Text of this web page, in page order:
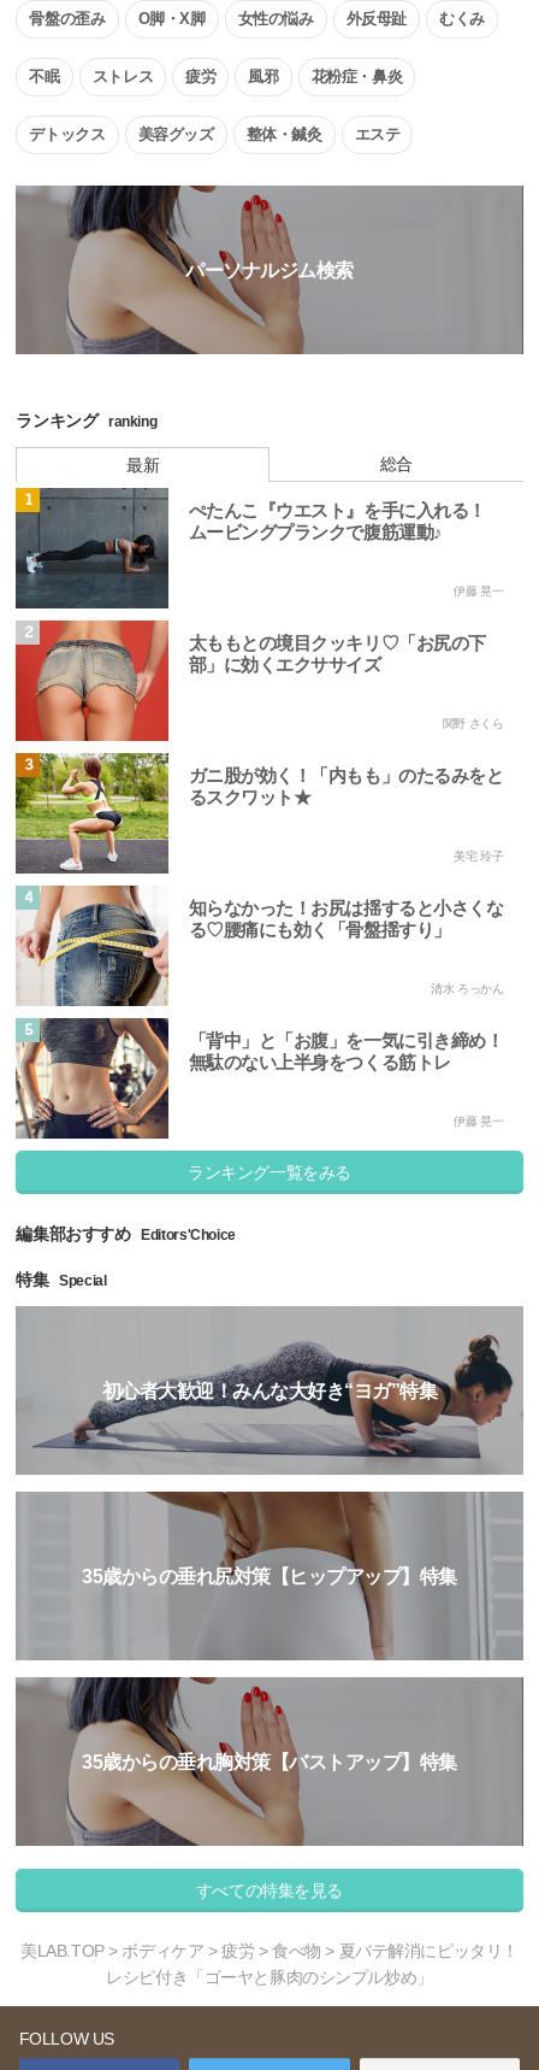
骨盤の歪み O脚・X脚 女性の悩み 外反母趾 むくみ
不眠 ストレス 疲労 風邪 花粉症・鼻炎
デトックス 美容グッズ 整体・鍼灸 エステ
パーソナルジム検索
ランキング ranking
最新 総合
1
ぺたんこ『ウエスト』を手に入れる！
ムービングプランクで腹筋運動♪
伊藤 晃一
2
太ももとの境目クッキリ♡「お尻の下
部」に効くエクササイズ
関野 さくら
3
ガニ股が効く！「内もも」のたるみをと
るスクワット★
美宅 玲子
4
知らなかった！お尻は揺すると小さくな
る♡腰痛にも効く「骨盤揺すり」
清水 ろっかん
5
「背中」と「お腹」を一気に引き締め！
無駄のない上半身をつくる筋トレ
伊藤 晃一
ランキング一覧をみる
編集部おすすめ Editors'Choice
特集 Special
初心者大歓迎！みんな大好き“ヨガ”特集
35歳からの垂れ尻対策【ヒップアップ】特集
35歳からの垂れ胸対策【バストアップ】特集
すべての特集を見る
美LAB.TOP> ボディケア >疲労 >食べ物 > 夏バテ解消にピッタリ！
レシピ付き「ゴーヤと豚肉のシンプル炒め」
FOLLOW US